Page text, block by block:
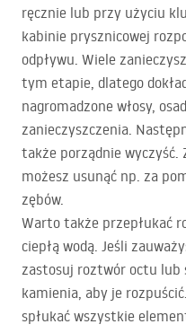
ręcznie lub przy użyciu
kabinie prysznicowej
odpływu. Wiele
tym etapie, dlatego
nagromadzone włosy,
zanieczyszczenia.
także porządnie wyczyść.
możesz usunąć np. za
zębów.
Warto także przepłukać
ciepłą wodą. Jeśli
zastosuj roztwór octu lub
kamienia, aby je
spłukać wszystkie